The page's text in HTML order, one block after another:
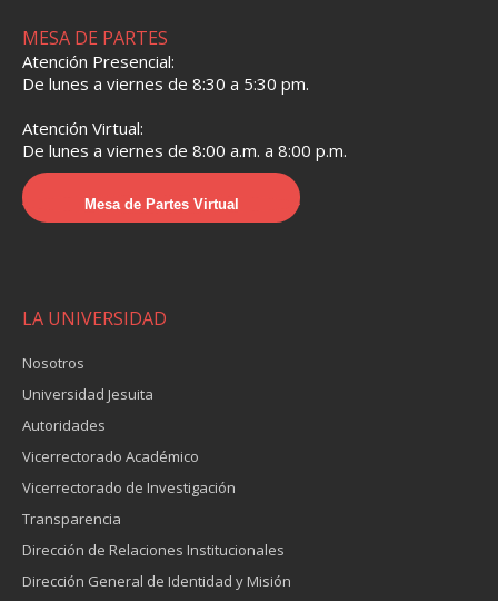
MESA DE PARTES
Atención Presencial:
De lunes a viernes de 8:30 a 5:30 pm.
Atención Virtual:
De lunes a viernes de 8:00 a.m. a 8:00 p.m.
Mesa de Partes Virtual
LA UNIVERSIDAD
Nosotros
Universidad Jesuita
Autoridades
Vicerrectorado Académico
Vicerrectorado de Investigación
Transparencia
Dirección de Relaciones Institucionales
Dirección General de Identidad y Misión